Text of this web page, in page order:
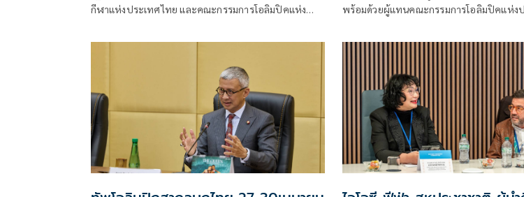
กีฬาแห่งประเทศไทย และคณะกรรมการโอลิมปิคแห่ง
Danka Hrbékova สมาชิกคณะกรรมการโอลิมปิกสากล
2030 พร้อมคณะผู้แทน ในโอกาสเยือนกรุงเทพมหานคร
อย่างเป็นทางการ ระหว่างวันที่ 28-30 เมษายนที่ผ่านมา
พร้อมด้วยผู้แทนคณะกรรมการโอลิมปิคแห่ง
โอลิมปิกสากล ลงพื้นที่เยือนกรุงเทพมหานคร
ทางการ การตรวจเยือนครั้งนี้ ดำเนินการโดย
ของคณะกรรมการโอลิมปิกสากลสำหรับการ
Olympic Games 2030 ซึ่งมี Mrs. Danka
ประธาน และนับเป็นวาระสำคัญยิ่งของกระบ
เลือก ก่อนการประกาศเมืองเจ้าภาพโดยที่ปร
Session ในเดือนมิถุนายน 2569